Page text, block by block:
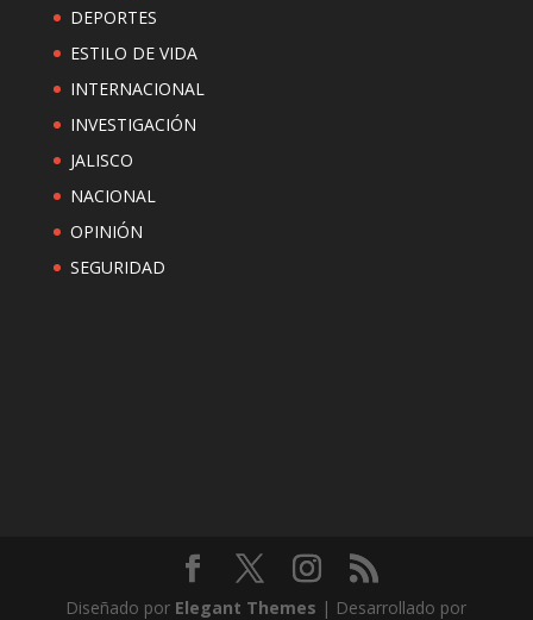
DEPORTES
ESTILO DE VIDA
INTERNACIONAL
INVESTIGACIÓN
JALISCO
NACIONAL
OPINIÓN
SEGURIDAD
Diseñado por Elegant Themes | Desarrollado por